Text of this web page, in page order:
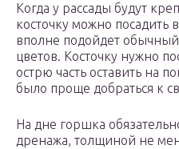
Когда у рассады будут
косточку можно посадить
вполне подойдет
цветов. Косточку нужно
острю часть оставить на
было проще добраться к
На дне горшка
дренажа, толщиной не